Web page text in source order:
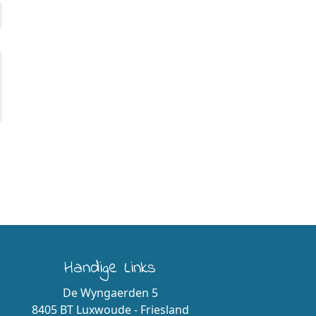
Handige Links
De Wyngaerden 5
8405 BT Luxwoude - Friesland